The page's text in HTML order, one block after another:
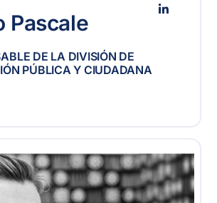
Pascale
DE LA DIVISIÓN DE
PÚBLICA Y CIUDADANA